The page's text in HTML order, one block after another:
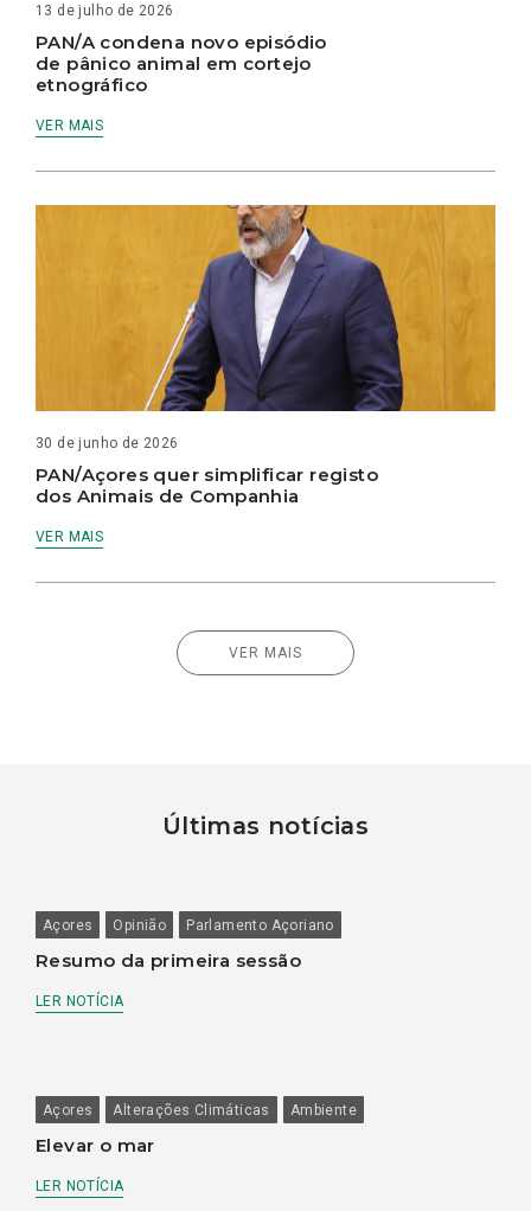
13 de julho de 2026
PAN/A condena novo episódio
de pânico animal em cortejo
etnográfico
VER MAIS
30 de junho de 2026
PAN/Açores quer simplificar registo
dos Animais de Companhia
VER MAIS
VER MAIS
Últimas notícias
Açores Opinião Parlamento Açoriano
Resumo da primeira sessão
LER NOTÍCIA
Açores Alterações Climáticas Ambiente
Elevar o mar
LER NOTÍCIA